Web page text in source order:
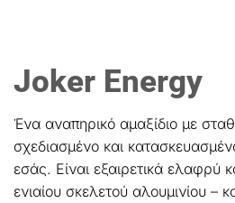
Joker Energy
Ένα αναπηρικό αμαξίδιο με
σχεδιασμένο και
εσάς. Είναι εξαιρετικά ελαφρύ
ενιαίου σκελετού αλουμινίου –